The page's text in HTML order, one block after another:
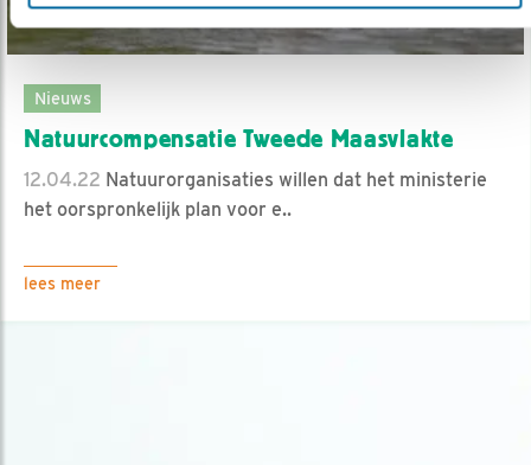
Nieuws
Natuurcompensatie Tweede Maasvlakte
12.04.22 Natuurorganisaties willen dat het ministerie
het oorspronkelijk plan voor e..
lees meer